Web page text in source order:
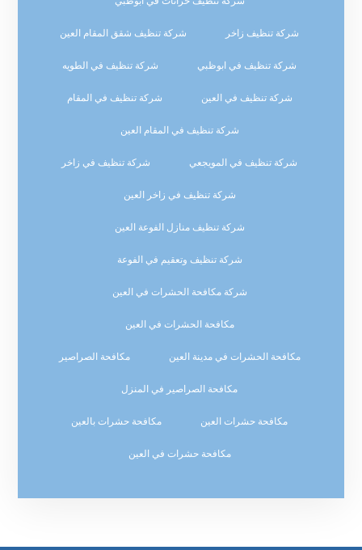
شركة تنظيف زاخر شركة تنظيف شقق المقام العين
شركة تنظيف في ابوظبي شركة تنظيف في الطويه
شركة تنظيف في العين شركة تنظيف في المقام
شركة تنظيف في المقام العين
شركة تنظيف في المويجعي شركة تنظيف في زاخر
شركة تنظيف في زاخر العين
شركة تنظيف منازل الفوعة العين
شركة تنظيف وتعقيم في الفوعة
شركة مكافحة الحشرات في العين
مكافحة الحشرات في العين
مكافحة الحشرات في مدينة العين مكافحة الصراصير
مكافحة الصراصير في المنزل
مكافحة حشرات العين مكافحة حشرات بالعين
مكافحة حشرات في العين